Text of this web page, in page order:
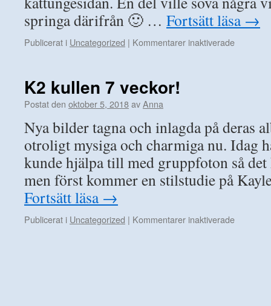
springa därifrån 🙂 … Fortsätt läsa →
Publicerat i Uncategorized | Kommentarer inaktiveradeför
K2 kullen 7 veckor!
Postat den oktober 5, 2018avAnna
Nya bilder tagna och inlagda på deras
otroligt mysiga och charmiga nu. Idag
kunde hjälpa till med gruppfoton så
men först kommer en stilstudie på
Fortsätt läsa →
Publicerat i Uncategorized | Kommentarer inaktiveradeför